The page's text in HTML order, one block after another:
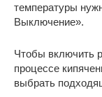
температуры
Выключение».
Чтобы включить
процессе
выбрать